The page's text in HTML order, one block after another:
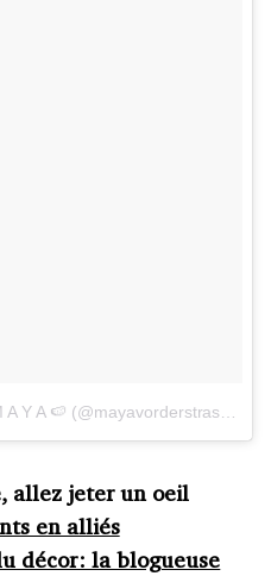
Une publication partagée par M A Y A 🍉 (@mayavorderstrasse)
allez jeter un oeil
en alliés
décor: la blogueuse